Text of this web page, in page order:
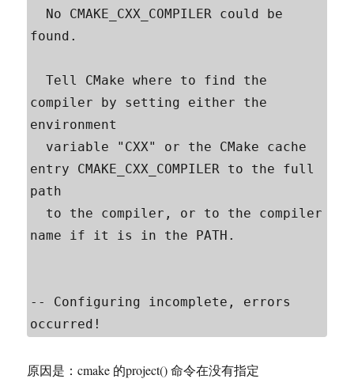
found.
  Tell CMake where to find the
compiler by setting either the
environment
entry CMAKE_CXX_COMPILER to the full
path
name if it is in the PATH.
-- Configuring incomplete, errors
occurred!
原因是：cmake 的project() 命令在没有指定